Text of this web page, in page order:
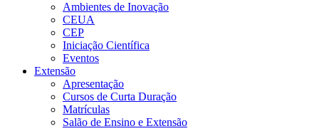
Ambientes de Inovação
CEUA
CEP
Iniciação Científica
Eventos
Extensão
Apresentação
Cursos de Curta Duração
Matrículas
Salão de Ensino e Extensão